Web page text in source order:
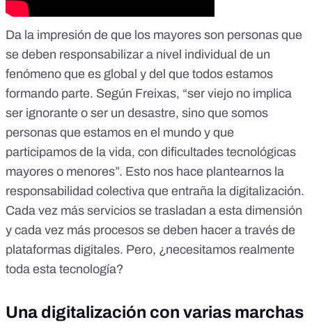
Da la impresión de que los mayores son personas que
se deben responsabilizar a nivel individual de un
fenómeno que es global y del que todos estamos
formando parte. Según Freixas, “ser viejo no implica
ser ignorante o ser un desastre, sino que somos
personas que estamos en el mundo y que
participamos de la vida, con dificultades tecnológicas
mayores o menores”. Esto nos hace plantearnos la
responsabilidad colectiva que entraña la digitalización.
Cada vez más servicios se trasladan a esta dimensión
y cada vez más procesos se deben hacer a través de
plataformas digitales. Pero, ¿necesitamos realmente
toda esta tecnología?
Una digitalización con varias marchas